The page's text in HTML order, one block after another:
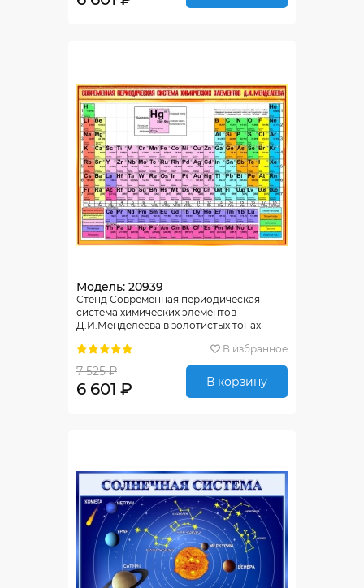
Модель: 20939
Стенд Современная периодическая
система химических элементов
Д.И.Менделеева в золотистых тонах
В избранное
7 525 ₽
6 601 ₽ В корзину